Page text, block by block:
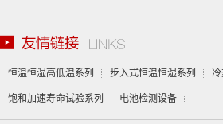
恒温恒湿高低温系列 步入式恒温恒湿系列 冷
饱和加速寿命试验系列 电池检测设备